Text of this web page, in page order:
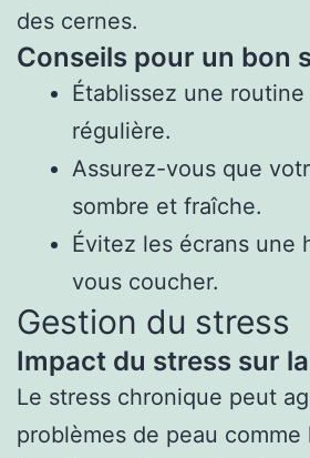
des cernes.
Conseils pour un bon
Établissez une
régulière.
Assurez-vous que
sombre et fraîche.
Évitez les écrans une
vous coucher.
Gestion du stress
Impact du stress sur
Le stress chronique peut
problèmes de peau comme